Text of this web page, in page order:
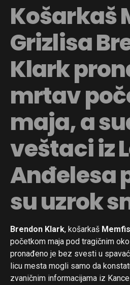
Košarkaš
Grizlisa
Klark
mrtav
maja, a
veštaci iz
Anđelesa
su uzrok
Brendon Klark, košarkaš
početkom maja pod tragičnim
pronađeno je bez svesti u
licu mesta mogli samo da
zvaničnim informacijama iz